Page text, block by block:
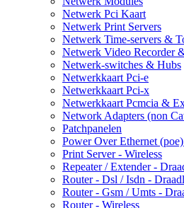
Netwerk Pci Kaart
Netwerk Print Servers
Netwerk Time-servers &
Netwerk Video Recorder
Netwerk-switches & Hubs
Netwerkkaart Pci-e
Netwerkkaart Pci-x
Netwerkkaart Pcmcia &
Network Adapters (non
Patchpanelen
Power Over Ethernet
Print Server - Wireless
Repeater / Extender -
Router - Dsl / Isdn -
Router - Gsm / Umts -
Router - Wireless